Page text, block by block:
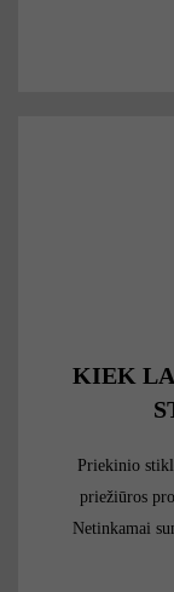
KIEK
Priekinio
priežiūros
Netinkamai